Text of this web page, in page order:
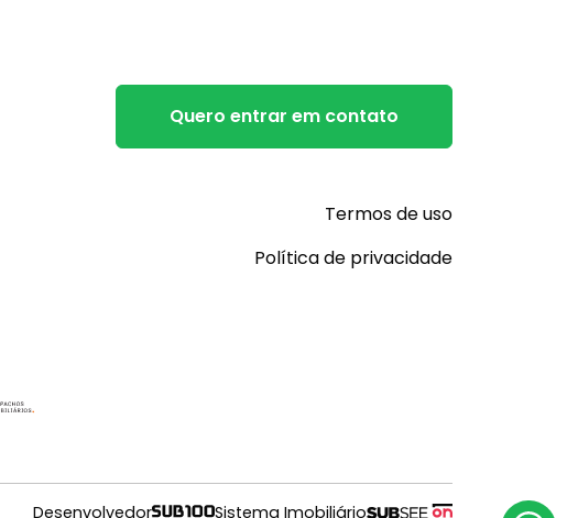
Quero entrar em contato
Termos de uso
Política de privacidade
Desenvolvedor Sistema Imobiliário